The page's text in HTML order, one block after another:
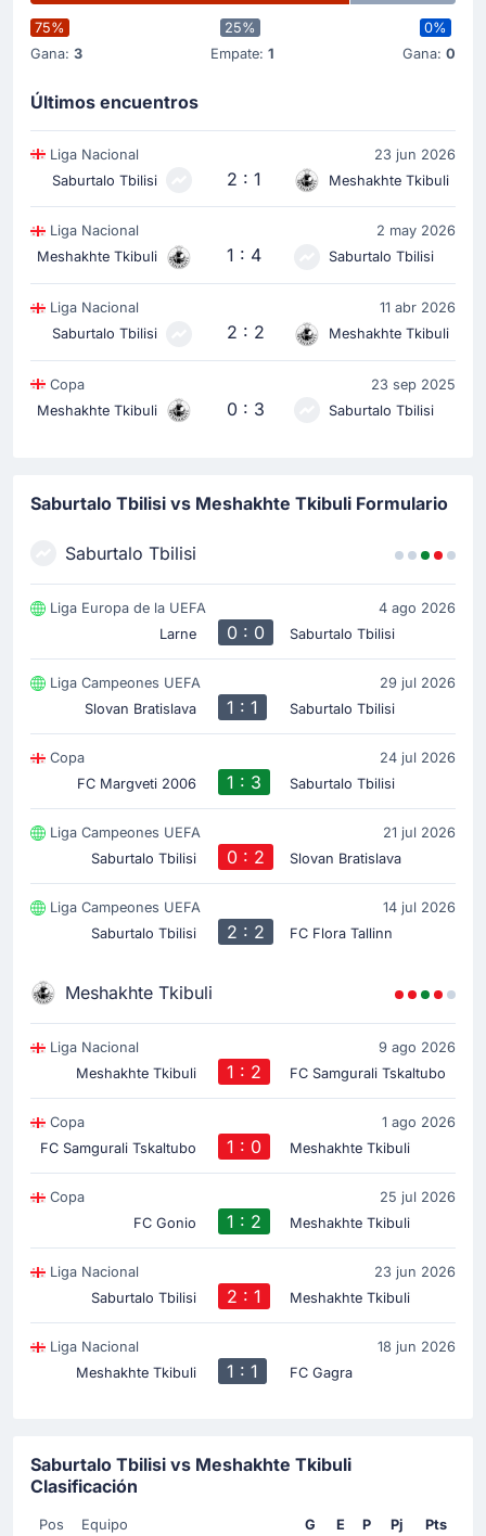
75%
Gana: 3
25%
Empate:1
0%
Gana: 0
Últimos encuentros
Liga Nacional
23 jun 2026
Saburtalo Tbilisi
2 : 1 Meshakhte Tkibuli
Liga Nacional
2 may 2026
Meshakhte Tkibuli
1 : 4 Saburtalo Tbilisi
Liga Nacional
11 abr 2026
Saburtalo Tbilisi
2 : 2 Meshakhte Tkibuli
Copa
23 sep 2025
Meshakhte Tkibuli
0 : 3 Saburtalo Tbilisi
Saburtalo Tbilisi vs Meshakhte Tkibuli Formulario
Saburtalo Tbilisi
Liga Europa de la UEFA
4 ago 2026
Larne
0 : 0 Saburtalo Tbilisi
Liga Campeones UEFA
29 jul 2026
Slovan Bratislava
1 : 1 Saburtalo Tbilisi
Copa
24 jul 2026
FC Margveti 2006
1 : 3 Saburtalo Tbilisi
Liga Campeones UEFA
21 jul 2026
Saburtalo Tbilisi
0 : 2 Slovan Bratislava
Liga Campeones UEFA
14 jul 2026
Saburtalo Tbilisi
2 : 2 FC Flora Tallinn
Meshakhte Tkibuli
Liga Nacional
9 ago 2026
Meshakhte Tkibuli
1 : 2 FC Samgurali Tskaltubo
Copa
1 ago 2026
FC Samgurali Tskaltubo
1 : 0 Meshakhte Tkibuli
Copa
25 jul 2026
FC Gonio
1 : 2 Meshakhte Tkibuli
Liga Nacional
23 jun 2026
Saburtalo Tbilisi
2 : 1 Meshakhte Tkibuli
Liga Nacional
18 jun 2026
Meshakhte Tkibuli
1 : 1 FC Gagra
Saburtalo Tbilisi vs Meshakhte Tkibuli
Clasificación
Pos Equipo G E P Pj Pts